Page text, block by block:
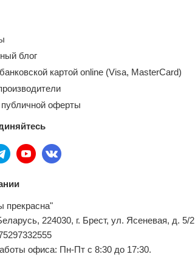
блог
картой online (Visa, MasterCard)
публичной оферты
224030, г. Брест, ул. Ясеневая, д. 5/2
офиса: Пн-Пт с 8:30 до 17:30.